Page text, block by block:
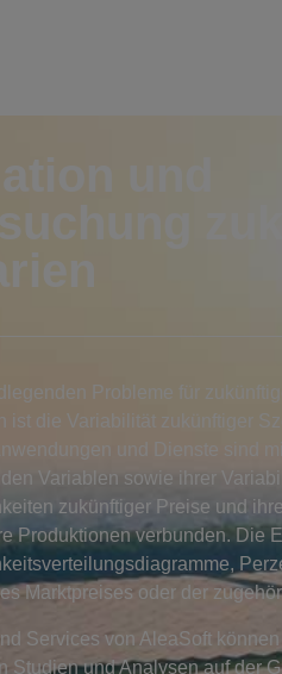
und
Probleme für
ist die Variabilität zukünftiger
und Dienste sind
Variablen sowie ihrer
zukünftiger Preise und
Produktionen verbunden. Die
Marktpreises oder der
Services von AleaSoft
Studien und Analysen auf der